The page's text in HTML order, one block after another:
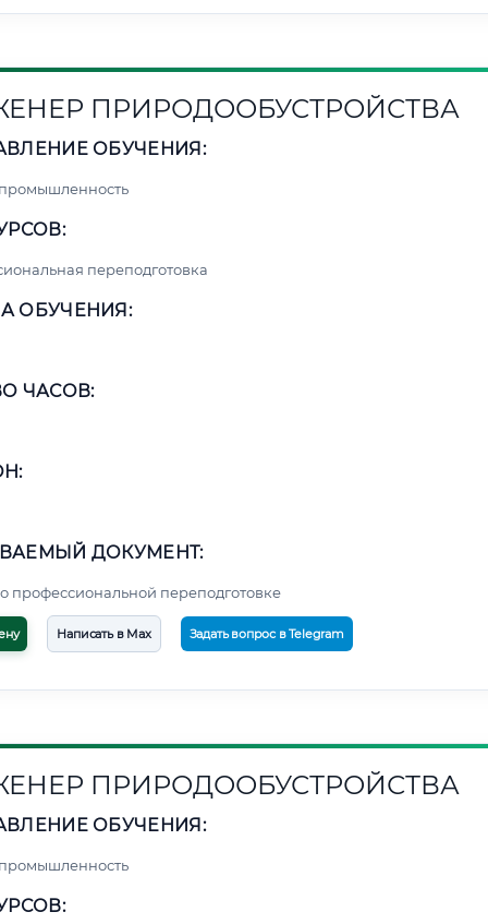
ПРИРОДООБУСТРОЙСТВА
ОБУЧЕНИЯ:
переподготовка
ОБУЧЕНИЯ:
ЧАСОВ:
ДОКУМЕНТ:
профессиональной переподготовке
Написать в Max Задать вопрос в Telegram
ПРИРОДООБУСТРОЙСТВА
ОБУЧЕНИЯ: